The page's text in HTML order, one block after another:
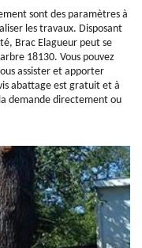
sont des paramètres à
les travaux. Disposant
Brac Elagueur peut se
18130. Vous pouvez
assister et apporter
abattage est gratuit et à
demande directement ou